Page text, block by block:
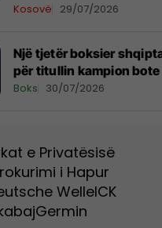
Kosovë 29/07/2026
Një tjetër boksier
për titullin kampion bote
Boks 30/07/2026
e Privatësisë
i Hapur
WelleICK
Germin